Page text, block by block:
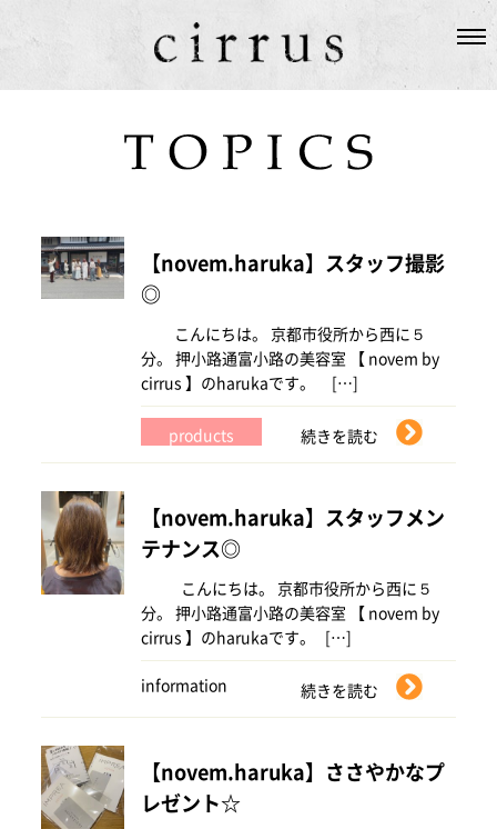
ABOUT US
HAIR
GUEST
【novem.haruka】スタッフ撮影
◎
こんにちは。 京都市役所から西に５
分。 押小路通富小路の美容室 【 novem by
cirrus 】のharukaです。 […]
products 続きを読む
【novem.haruka】スタッフメン
テナンス◎
こんにちは。 京都市役所から西に５
分。 押小路通富小路の美容室 【 novem by
cirrus 】のharukaです。 […]
information 続きを読む
【novem.haruka】ささやかなプ
レゼント☆